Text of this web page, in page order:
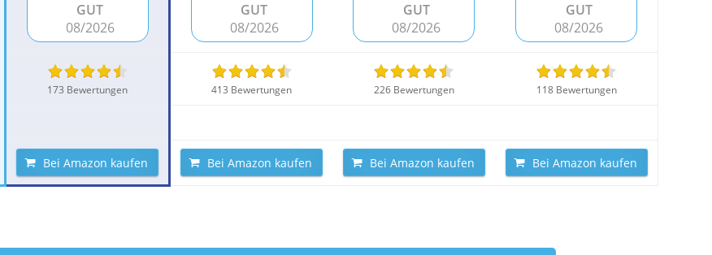
GUT
08/2026
GUT
08/2026
GUT
08/2026
GUT
08/2026
173 Bewertungen 413 Bewertungen 226 Bewertungen 118 Bewertungen
Bei Amazon kaufen Bei Amazon kaufen Bei Amazon kaufen Bei Amazon kaufen